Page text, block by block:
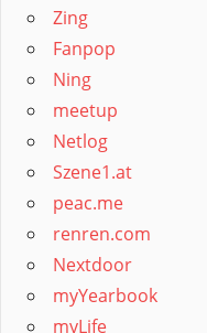
Zing
Fanpop
Ning
meetup
Netlog
Szene1.at
peac.me
renren.com
Nextdoor
myYearbook
myLife